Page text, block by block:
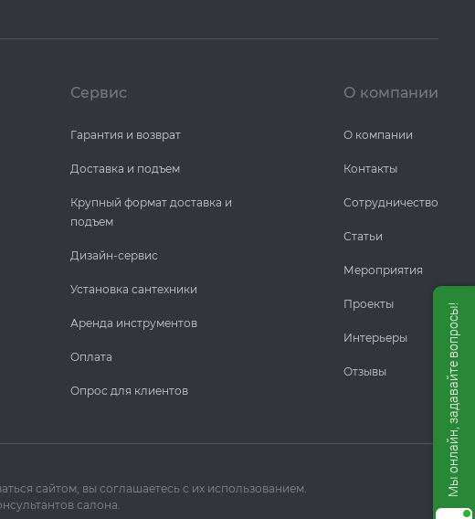
Сервис
Гарантия и возврат
Доставка и подъем
Крупный формат доставка и
подъем
Дизайн-сервис
Установка сантехники
Аренда инструментов
Оплата
Опрос для клиентов
О компании
О компании
Контакты
Сотрудничество
Статьи
Мероприятия
Проекты
Интерьеры
Отзывы
сайтом, вы соглашаетесь с их использованием.
салона.
Мы онлайн, задавайте вопросы!